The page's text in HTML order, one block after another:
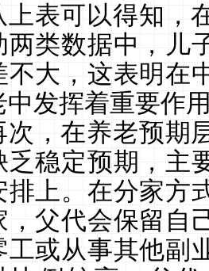
上表可以得知，
两类数据中，儿
不大，这表明在
中发挥着重要作
次，在养老预期
乏稳定预期，主
排上。在分家方
，父代会保留自
工或从事其他副